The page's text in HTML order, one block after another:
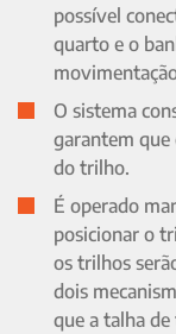
possível
quarto e o
O sistema
garantem que
do trilho.
É operado
posicionar o
os trilhos
dois
que a talha